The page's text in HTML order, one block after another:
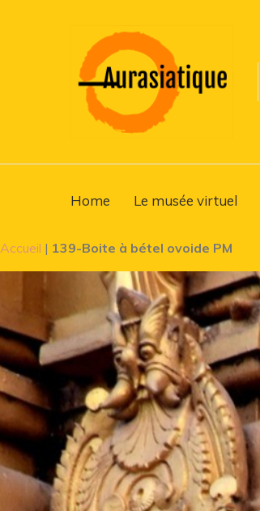
Home Le musée virtuel
Accueil | 139-Boite à bétel ovoide PM